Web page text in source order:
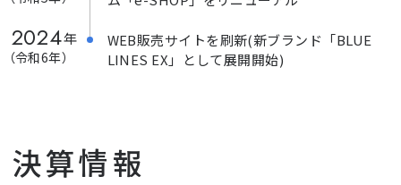
2024年
（令和6年）
WEB販売サイトを刷新(新ブランド「BLUE
LINES EX」として展開開始)
決算情報